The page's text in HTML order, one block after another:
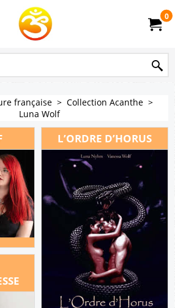
0
française> Collection Acanthe>
Luna Wolf
L’ORDRE D’HORUS